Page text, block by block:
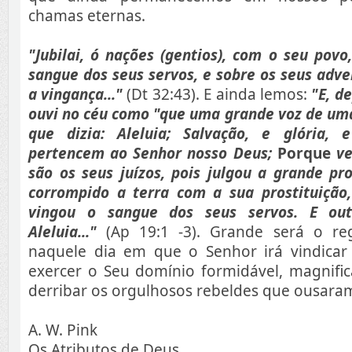
chamas eternas.
"Jubilai, ó nações (gentios), com o seu
sangue dos seus servos, e sobre os seus
a vingança..."(Dt 32:43). E ainda lemos: "E,
ouvi no céu como "que uma grande voz de
que dizia: Aleluia; Salvação, e glória,
pertencem ao Senhor nosso Deus; Porque
são os seus juízos, pois julgou a grande
corrompido a terra com a sua
vingou o sangue dos seus servos. E
Aleluia..." (Ap 19:1 -3). Grande será o
naquele dia em que o Senhor irá vindicar
exercer o Seu domínio formidável,
derribar os orgulhosos rebeldes que
A. W. Pink